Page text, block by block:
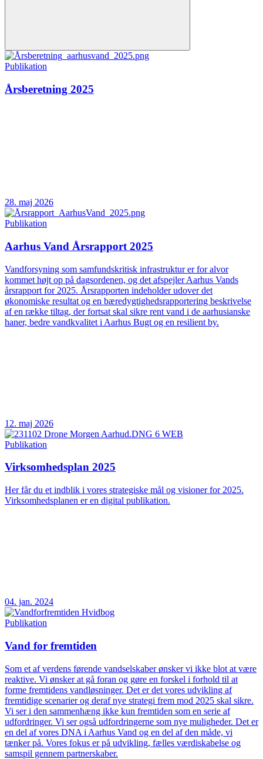
Publikation
Årsberetning 2025
28. maj 2026
Publikation
Aarhus Vand Årsrapport 2025
Vandforsyning som samfundskritisk infrastruktur er for alvor
kommet højt op på dagsordenen, og det afspejler Aarhus Vands
årsrapport for 2025. Årsrapporten indeholder udover det
økonomiske resultat og en bæredygtighedsrapportering beskrivelse
af en række tiltag, der fortsat skal sikre rent vand i de aarhusianske
haner, bedre vandkvalitet i Aarhus Bugt og en resilient by.
12. maj 2026
Publikation
Virksomhedsplan 2025
Her får du et indblik i vores strategiske mål og visioner for 2025.
Virksomhedsplanen er en digital publikation.
04. jan. 2024
Publikation
Vand for fremtiden
Som et af verdens førende vandselskaber ønsker vi ikke blot at være
reaktive. Vi ønsker at gå foran og gøre en forskel i forhold til at
forme fremtidens vandløsninger. Det er det vores udvikling af
fremtidige scenarier og deraf nye strategi frem mod 2025 skal sikre.
Vi ser i den sammenhæng ikke kun fremtiden som en serie af
udfordringer. Vi ser også udfordringerne som nye muligheder. Det er
en del af vores DNA i Aarhus Vand og en del af den måde, vi
tænker på. Vores fokus er på udvikling, fælles værdiskabelse og
samspil gennem partnerskaber.